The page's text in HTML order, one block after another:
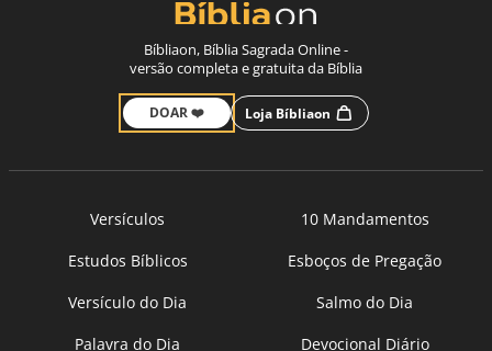
Bíbliaon, Bíblia Sagrada Online -
versão completa e gratuita da Bíblia
DOAR ❤️ Loja Bíbliaon
Versículos
10 Mandamentos
Estudos Bíblicos
Esboços de Pregação
Versículo do Dia
Salmo do Dia
Palavra do Dia
Devocional Diário